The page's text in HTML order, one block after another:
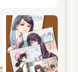
，睜開眼睛。